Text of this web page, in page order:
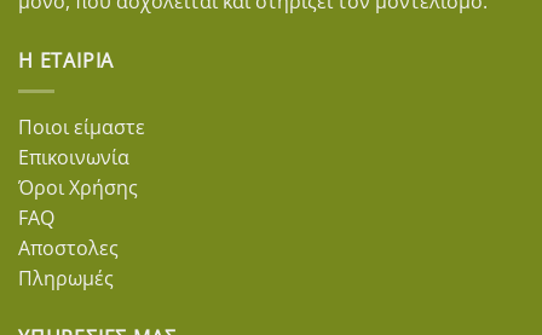
Η ΕΤΑΙΡΊΑ
Ποιοι είμαστε
Επικοινωνία
Όροι Χρήσης
FAQ
Αποστολες
Πληρωμές